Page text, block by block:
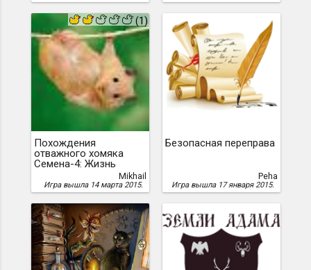
(1)
Похождения
отважного хомяка
Семена-4: Жизнь
Mikhail
Игра вышла 14 марта 2015.
Безопасная переправа
Peha
Игра вышла 17 января 2015.